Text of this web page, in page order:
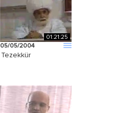
01:21:25
05/05/2004
Tezekkür